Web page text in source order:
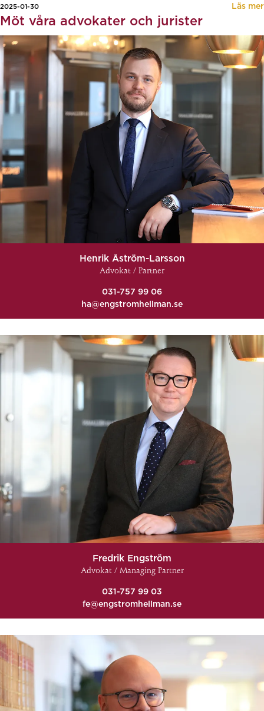
2025-01-30 Läs mer
Möt våra advokater och jurister
Henrik Åström-Larsson
Advokat / Partner
031-757 99 06
ha@engstromhellman.se
Fredrik Engström
Advokat / Managing Partner
031-757 99 03
fe@engstromhellman.se